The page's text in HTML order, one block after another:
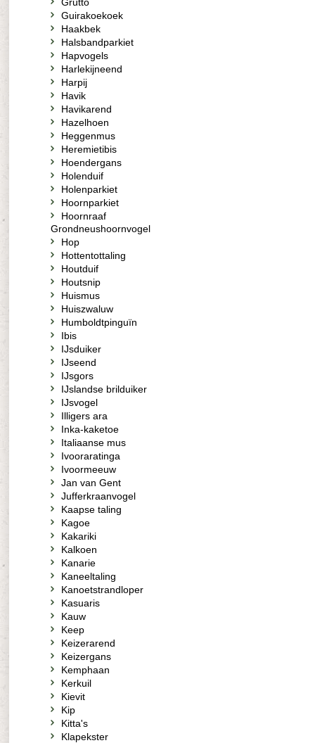
Guirakoekoek
Haakbek
Halsbandparkiet
Hapvogels
Harlekijneend
Harpij
Havik
Havikarend
Hazelhoen
Heggenmus
Heremietibis
Hoendergans
Holenduif
Holenparkiet
Hoornparkiet
Hoornraaf
Grondneushoornvogel
Hop
Hottentottaling
Houtduif
Houtsnip
Huismus
Huiszwaluw
Humboldtpinguïn
Ibis
IJsduiker
IJseend
IJsgors
IJslandse brilduiker
IJsvogel
Illigers ara
Inka-kaketoe
Italiaanse mus
Ivooraratinga
Ivoormeeuw
Jan van Gent
Jufferkraanvogel
Kaapse taling
Kagoe
Kakariki
Kalkoen
Kanarie
Kaneeltaling
Kanoetstrandloper
Kasuaris
Kauw
Keep
Keizerarend
Keizergans
Kemphaan
Kerkuil
Kievit
Kip
Kitta's
Klapekster